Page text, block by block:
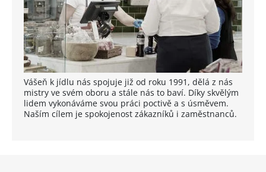
Vášeň k jídlu nás spojuje již od roku 1991, dělá z nás
mistry ve svém oboru a stále nás to baví. Díky skvělým
lidem vykonáváme svou práci poctivě a s úsměvem.
Naším cílem je spokojenost zákazníků i zaměstnanců.